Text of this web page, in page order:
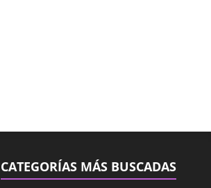
CATEGORÍAS MÁS BUSCADAS